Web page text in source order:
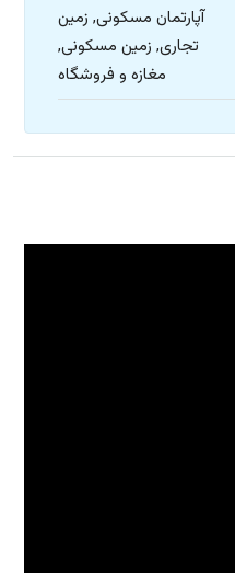
آپارتمان مسکونی, زمین
تجاری, زمین مسکونی,
مغازه و فروشگاه